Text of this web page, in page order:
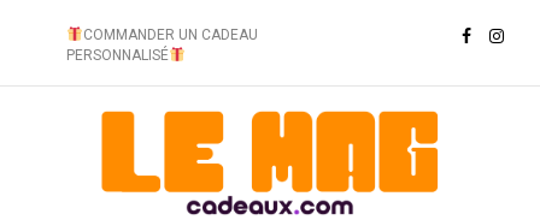
COMMANDER UN CADEAU
PERSONNALISÉ